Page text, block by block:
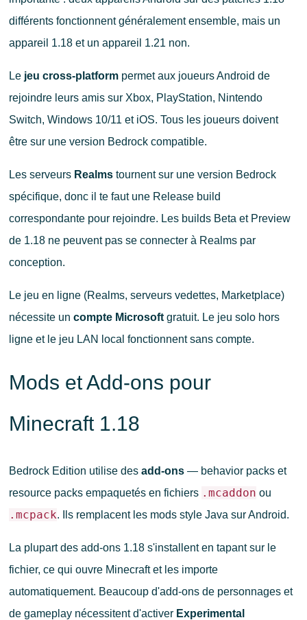
différents fonctionnent généralement ensemble, mais un
appareil 1.18 et un appareil 1.21 non.
Le jeu cross-platformpermet aux joueurs Android de
rejoindre leurs amis sur Xbox, PlayStation, Nintendo
Switch, Windows 10/11 et iOS. Tous les joueurs doivent
être sur une version Bedrock compatible.
Les serveurs Realmstournent sur une version Bedrock
spécifique, donc il te faut une Release build
correspondante pour rejoindre. Les builds Beta et Preview
de 1.18 ne peuvent pas se connecter à Realms par
conception.
Le jeu en ligne (Realms, serveurs vedettes, Marketplace)
nécessite un compte Microsoftgratuit. Le jeu solo hors
ligne et le jeu LAN local fonctionnent sans compte.
Mods et Add-ons pour
Minecraft 1.18
Bedrock Edition utilise des add-ons— behavior packs et
resource packs empaquetés en fichiers .mcaddon ou
.mcpack. Ils remplacent les mods style Java sur Android.
La plupart des add-ons 1.18 s'installent en tapant sur le
fichier, ce qui ouvre Minecraft et les importe
automatiquement. Beaucoup d'add-ons de personnages et
de gameplay nécessitent d'activer Experimental